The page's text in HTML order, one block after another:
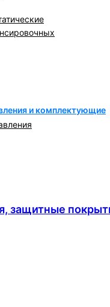
и комплектующие
защитные